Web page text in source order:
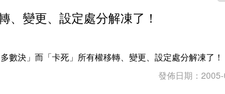
、變更、設定處分解凍了！
數決」而「卡死」所有權移轉、變更、設定處分解凍了！
發佈日期：